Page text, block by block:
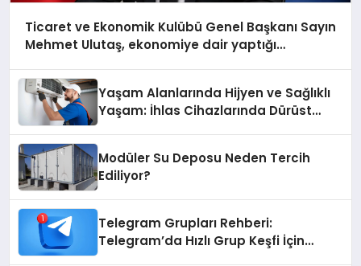
Ticaret ve Ekonomik Kulübü Genel Başkanı Sayın
Mehmet Ulutaş, ekonomiye dair yaptığı
Yaşam Alanlarında Hijyen ve Sağlıklı
Yaşam: İhlas Cihazlarında Dürüst
Modüler Su Deposu Neden Tercih
Ediliyor?
Telegram Grupları Rehberi:
Telegram’da Hızlı Grup Keşfi İçin